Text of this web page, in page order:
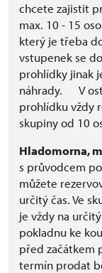
chcete zajistit
max. 10 - 15
který je třeba
vstupenek se
prohlídky jinak
náhrady. V
prohlídku vždy
skupiny od 10
Hladomorna,
s průvodcem
můžete
určitý čas. Ve
je vždy na
pokladnu ke
před začátkem
termín prodat